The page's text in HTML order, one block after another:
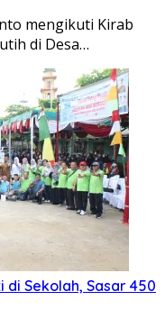
mengikuti Kirab
di Desa…
di Sekolah, Sasar 450